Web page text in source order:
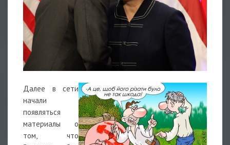
Далее в сети
начали
появляться
материалы о
том, что